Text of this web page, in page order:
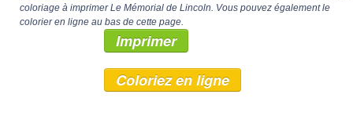
coloriage à imprimer Le Mémorial de Lincoln. Vous pouvez également le
colorier en ligne au bas de cette page.
Imprimer
Coloriez en ligne